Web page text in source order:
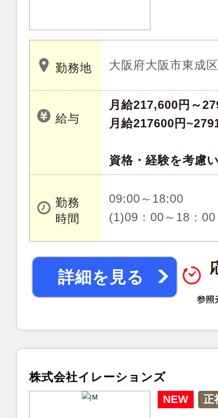
勤務地 大阪府大阪市東成
給与
月給217,600円～
月給217600円
資格・経験を考慮
勤務
時間
09:00～18:00
(1)09：00～18：00
詳細を見る
株式会社イレーションズ
NEW 正